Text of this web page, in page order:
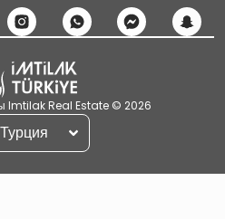
Imtilak Real Estate © 2026